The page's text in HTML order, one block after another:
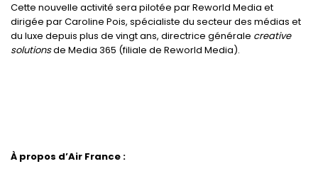
Cette nouvelle activité sera pilotée par Reworld Media et
dirigée par Caroline Pois, spécialiste du secteur des médias et
du luxe depuis plus de vingt ans, directrice générale creative
solutionsde Media 365 (filiale de Reworld Media).
À propos d’Air France :